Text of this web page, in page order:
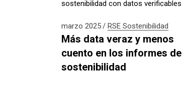
marzo 2025 RSE Sostenibilidad
Más data veraz y menos
cuento en los informes de
sostenibilidad